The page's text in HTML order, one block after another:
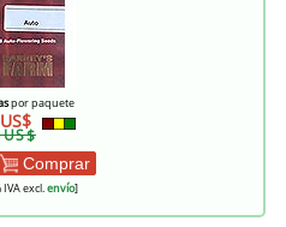
por paquete
Comprar
IVA excl.envío]